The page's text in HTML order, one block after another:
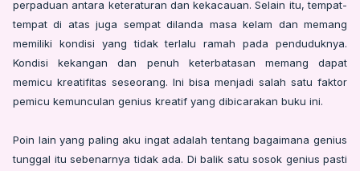
perpaduan antara keteraturan dan kekacauan. Selain itu, tempat-
tempat di atas juga sempat dilanda masa kelam dan memang
memiliki kondisi yang tidak terlalu ramah pada penduduknya.
Kondisi kekangan dan penuh keterbatasan memang dapat
memicu kreatifitas seseorang. Ini bisa menjadi salah satu faktor
pemicu kemunculan genius kreatif yang dibicarakan buku ini.
Poin lain yang paling aku ingat adalah tentang bagaimana genius
tunggal itu sebenarnya tidak ada. Di balik satu sosok genius pasti